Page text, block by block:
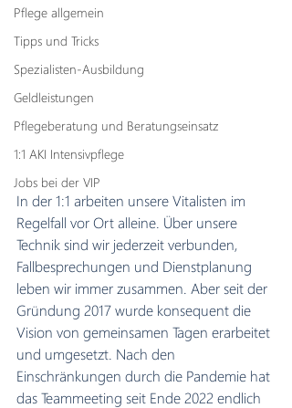
Pflege allgemein
Tipps und Tricks
Spezialisten-Ausbildung
Geldleistungen
Pflegeberatung und Beratungseinsatz
1:1 AKI Intensivpflege
Jobs bei der VIP
In der 1:1 arbeiten unsere Vitalisten im
Regelfall vor Ort alleine. Über unsere
Technik sind wir jederzeit verbunden,
Fallbesprechungen und Dienstplanung
leben wir immer zusammen. Aber seit der
Gründung 2017 wurde konsequent die
Vision von gemeinsamen Tagen erarbeitet
und umgesetzt. Nach den
Einschränkungen durch die Pandemie hat
das Teammeeting seit Ende 2022 endlich